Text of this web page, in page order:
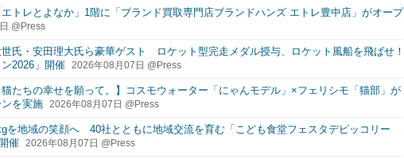
トレとよなか」1階に「ブランド買取専門店ブランドハンズ エトレ豊中店」がオープ
@Press
氏・安田理大氏ら豪華ゲスト ロケット型完走メダル授与、ロケット風船を飛ばせ！
ン2026」開催
2026年08月07日 @Press
猫たちの幸せを願って。】コスモウォーター「にゃんモデル」×フェリシモ「猫部」が
を実施
2026年08月07日 @Press
を地域の笑顔へ 40社とともに地域交流を育む「こども食堂フェスタデピッコリー
催
2026年08月07日 @Press